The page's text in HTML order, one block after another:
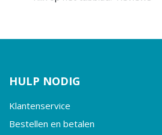
HULP NODIG
Klantenservice
Bestellen en betalen